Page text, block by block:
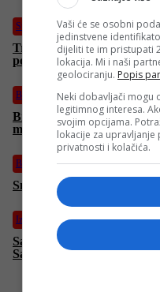
Svijet
Trump smijenio šeficu
podataka o zaposlenosti:
BiH
Brnabić uporedila
miru u regionu
BiH
Snažno nevrijeme
Izdvojeno
Saslušani osumnjičeni u
Sadu, tužilaštvo traži
Vaši će se osobni
jedinstvene
dijeliti te im pristupati
lokacija. Mi i naši
geolociranju. Popis
Neki dobavljači mogu
legitimnog interesa.
svojim opcijama.
lokacije za
privatnosti i kolačića.